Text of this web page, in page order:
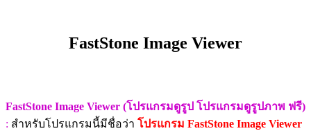
FastStone Image Viewer
FastStone Image Viewer (โปรแกรมดูรูป โปรแกรมดูรูปภาพ ฟรี)
: สำหรับโปรแกรมนี้มีชื่อว่า โปรแกรม FastStone Image Viewer